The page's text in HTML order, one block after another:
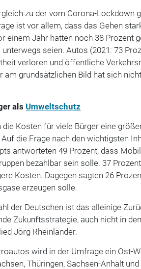
zu der vom Corona-Lockdown
ist vor allem, dass das Gehen
einem Jahr hatten noch 38 Prozent
seien. Autos (2021: 73
verloren und öffentliche
am grundsätzlichen Bild hat sich
als Umweltschutz
die Kosten für viele Bürger eine
die Frage nach den wichtigsten
antworteten 49 Prozent, dass
bezahlbar sein solle. 37
Kosten. Dagegen sagten 26
erzeugen solle.
der Deutschen ist das alleinige
Zukunftsstrategie, auch nicht in
Jörg Rheinländer.
wird in der Umfrage ein Ost-
Thüringen, Sachsen-Anhalt